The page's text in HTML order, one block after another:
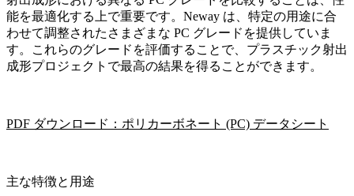
能を最適化する上で重要です。Neway は、特定の用途に合
わせて調整されたさまざまな PC グレードを提供していま
す。これらのグレードを評価することで、プラスチック射出
成形プロジェクトで最高の結果を得ることができます。
PDF ダウンロード：ポリカーボネート (PC) データシート
主な特徴と用途